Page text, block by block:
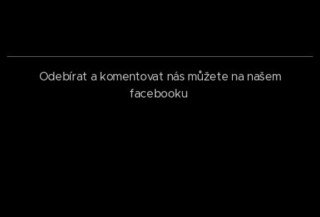
Odebírat a komentovat nás můžete na našem
facebooku